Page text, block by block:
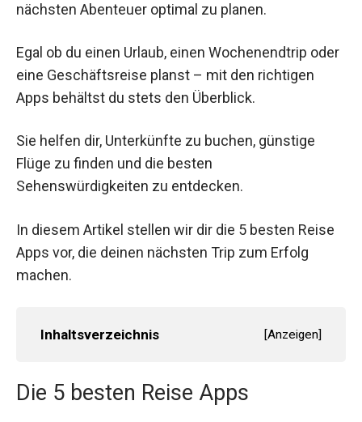
nächsten Abenteuer optimal zu planen.
Egal ob du einen Urlaub, einen Wochenendtrip oder
eine Geschäftsreise planst – mit den richtigen
Apps behältst du stets den Überblick.
Sie helfen dir, Unterkünfte zu buchen, günstige
Flüge zu finden und die besten
Sehenswürdigkeiten zu entdecken.
In diesem Artikel stellen wir dir die 5 besten Reise
Apps vor, die deinen nächsten Trip zum Erfolg
machen.
Inhaltsverzeichnis [Anzeigen]
Die 5 besten Reise Apps